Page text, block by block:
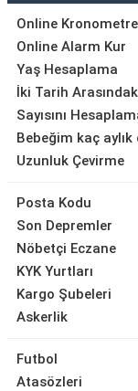
Online Kronometre
Online Alarm Kur
Yaş Hesaplama
İki Tarih
Sayısını
Bebeğim kaç aylık
Uzunluk Çevirme
Posta Kodu
Son Depremler
Nöbetçi Eczane
KYK Yurtları
Kargo Şubeleri
Askerlik
Futbol
Atasözleri